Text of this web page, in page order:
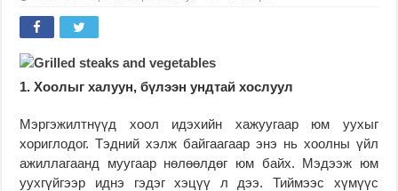
1. Хоолыг халуун, бүлээн ундтай хослуул
Мэргэжилтнүүд хоол идэхийн хажуугаар юм уухыг
хориглодог. Тэдний хэлж байгаагаар энэ нь хоолны үйл
ажиллагаанд муугаар нөлөөлдөг юм байх. Мэдээж юм
уухгүйгээр иднэ гэдэг хэцүү л дээ. Тиймээс хүмүүс